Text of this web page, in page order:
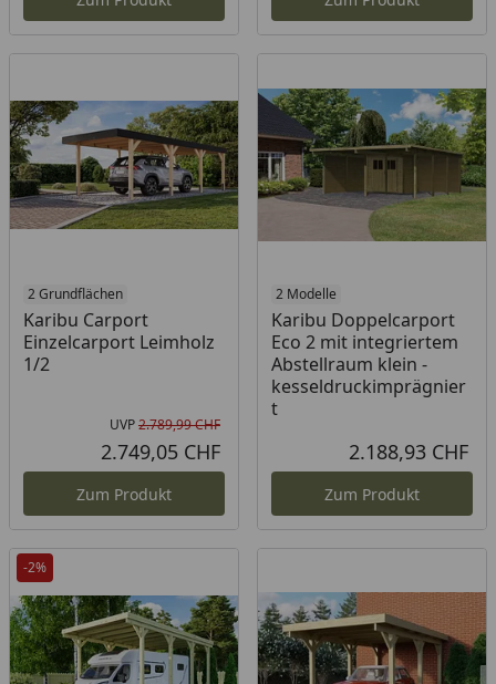
2 Grundflächen
Karibu Carport
Einzelcarport Leimholz
1/2
Ursprünglicher Preis
UVP2.789,99 CHF
2.749,05 CHF
Zum Produkt
2 Modelle
Karibu Doppelcarport
Eco 2 mit integriertem
Abstellraum klein -
kesseldruckimprägnier
t
2.188,93 CHF
Zum Produkt
-2%